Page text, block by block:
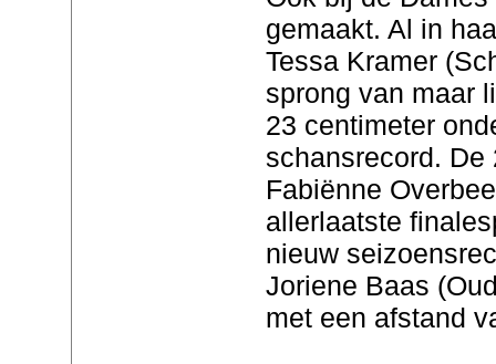
gemaakt. Al in
Tessa Kramer
sprong van maar
23 centimeter
schansrecord. De
Fabiënne
allerlaatste
nieuw
Joriene Baas
met een afstand